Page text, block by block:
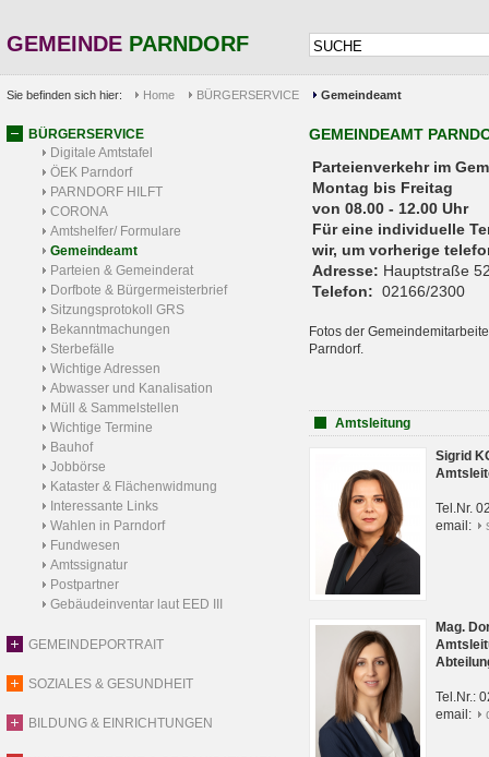
GEMEINDE PARNDORF
Sie befinden sich hier: Home BÜRGERSERVICE Gemeindeamt
BÜRGERSERVICE
Digitale Amtstafel
ÖEK Parndorf
PARNDORF HILFT
CORONA
Amtshelfer/ Formulare
Gemeindeamt
Parteien & Gemeinderat
Dorfbote & Bürgermeisterbrief
Sitzungsprotokoll GRS
Bekanntmachungen
Sterbefälle
Wichtige Adressen
Abwasser und Kanalisation
Müll & Sammelstellen
Wichtige Termine
Bauhof
Jobbörse
Kataster & Flächenwidmung
Interessante Links
Wahlen in Parndorf
Fundwesen
Amtssignatur
Postpartner
Gebäudeinventar laut EED III
GEMEINDEPORTRAIT
SOZIALES & GESUNDHEIT
BILDUNG & EINRICHTUNGEN
GEMEINDEAMT
Parteienverkehr
Montag bis Freitag
von 08.00 - 12.00 Uhr
Für eine individuelle
wir, um vorherige
Adresse: Hauptstraße
Telefon: 02166/2300
Fotos der
Parndorf.
Amtsleitung
Sigrid
Tel.Nr.
email:
Mag.
Tel.Nr.:
email: